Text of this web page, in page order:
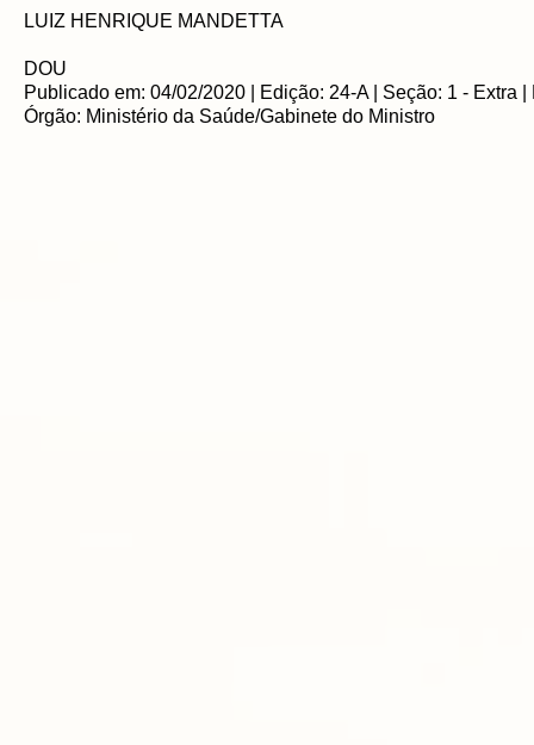
LUIZ HENRIQUE MANDETTA
DOU
Publicado em: 04/02/2020 | Edição: 24-A | Seção: 1 - Extra |
Órgão: Ministério da Saúde/Gabinete do Ministro